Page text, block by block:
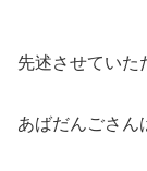
先述させていた
あばだんごさん